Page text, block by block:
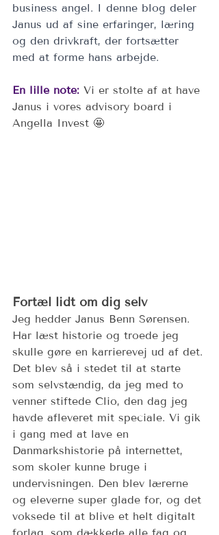
business angel. I denne blog deler
Janus ud af sine erfaringer, læring
og den drivkraft, der fortsætter
med at forme hans arbejde.
En lille note: Vi er stolte af at have
Janus i vores advisory board i
Angella Invest 🤩
Fortæl lidt om dig selv
Jeg hedder Janus Benn Sørensen.
Har læst historie og troede jeg
skulle gøre en karrierevej ud af det.
Det blev så i stedet til at starte
som selvstændig, da jeg med to
venner stiftede Clio, den dag jeg
havde afleveret mit speciale. Vi gik
i gang med at lave en
Danmarkshistorie på internettet,
som skoler kunne bruge i
undervisningen. Den blev lærerne
og eleverne super glade for, og det
voksede til at blive et helt digitalt